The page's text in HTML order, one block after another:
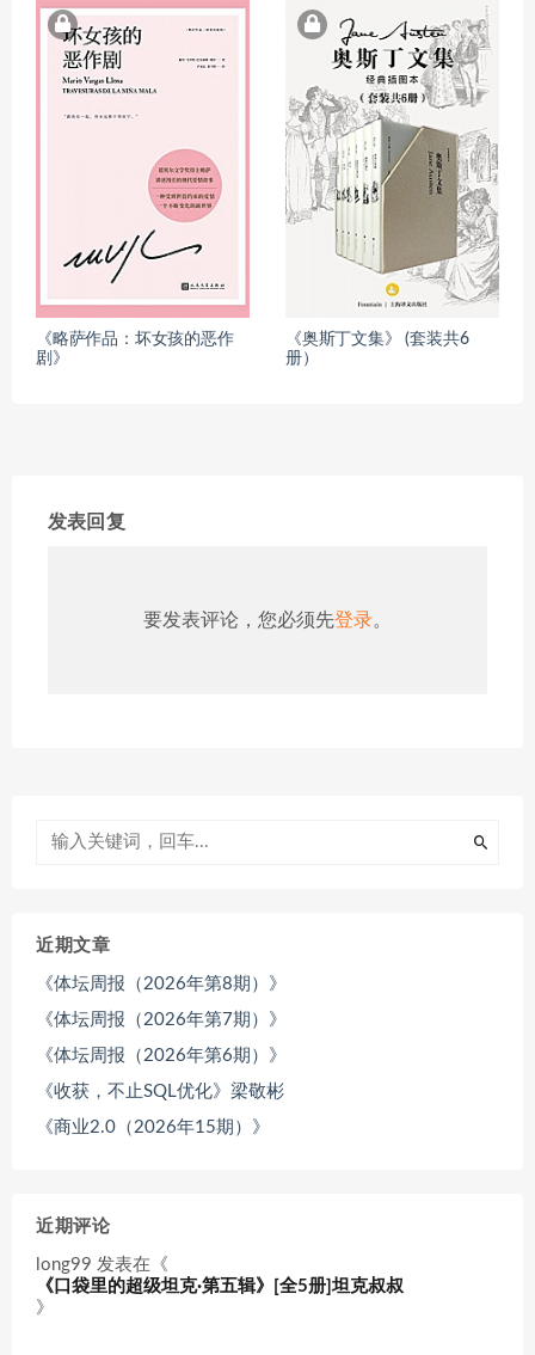
《略萨作品：坏女孩的恶作
剧》
《奥斯丁文集》 (套装共6
册）
发表回复
要发表评论，您必须先登录。
近期文章
《体坛周报（2026年第8期）》
《体坛周报（2026年第7期）》
《体坛周报（2026年第6期）》
《收获，不止SQL优化》梁敬彬
《商业2.0（2026年15期）》
近期评论
long99 发表在《
《口袋里的超级坦克·第五辑》[全5册]坦克叔叔
》